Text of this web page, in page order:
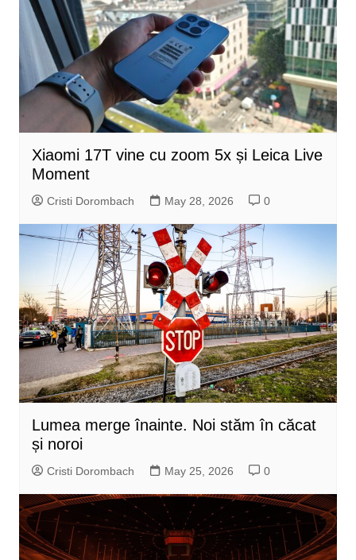
Xiaomi 17T vine cu zoom 5x și Leica Live
Moment
Cristi Dorombach May 28, 2026 0
Lumea merge înainte. Noi stăm în căcat
și noroi
Cristi Dorombach May 25, 2026 0